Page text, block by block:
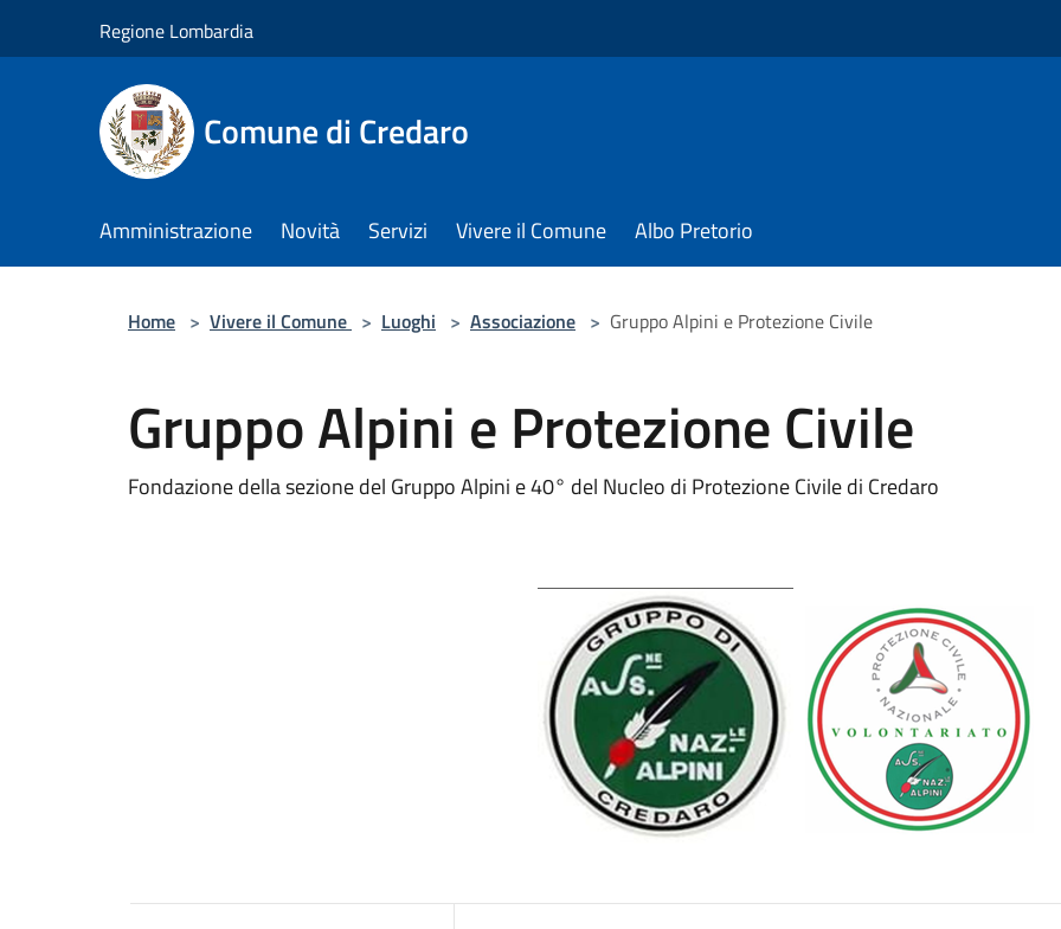
Regione Lombardia
Comune di Credaro
Amministrazione Novità Servizi Vivere il Comune Albo Pretorio
Home > Vivere il Comune > Luoghi > Associazione > Gruppo Alpini e Protezione Civile
Gruppo Alpini e Protezione Civile
Fondazione della sezione del Gruppo Alpini e 40° del Nucleo di Protezione Civile di Credaro